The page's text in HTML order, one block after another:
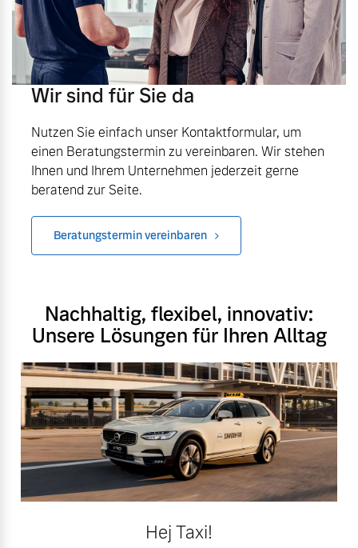
Wir sind für Sie da
Nutzen Sie einfach unser Kontaktformular, um
einen Beratungstermin zu vereinbaren. Wir stehen
Ihnen und Ihrem Unternehmen jederzeit gerne
beratend zur Seite.
Beratungstermin vereinbaren
Nachhaltig, flexibel, innovativ:
Unsere Lösungen für Ihren Alltag
Hej Taxi!